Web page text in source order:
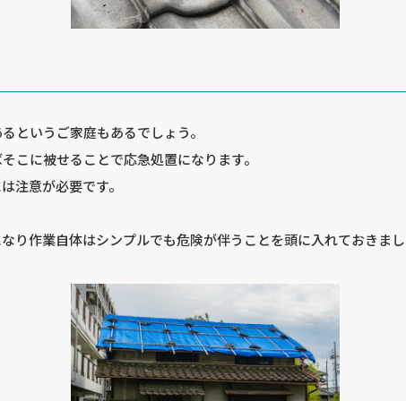
というご家庭もあるでしょう。
こに被せることで応急処置になります。
注意が必要です。
り作業自体はシンプルでも危険が伴うことを頭に入れておきま